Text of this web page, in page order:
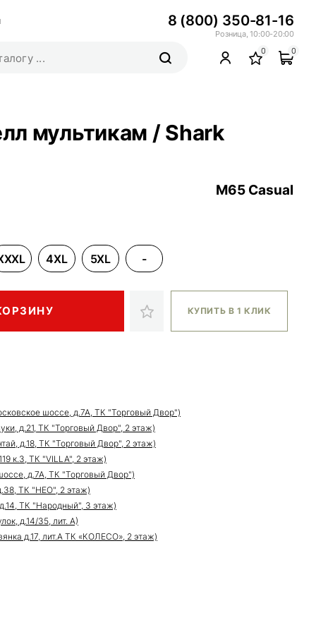
0 0
8 (800) 350-81-16
Розница, 10:00-20:00
мультикам / Shark
M65 Casual
4XL 5XL -
КУПИТЬ В 1 КЛИК
шоссе, д.7А, ТК "Торговый Двор")
д.21, ТК "Торговый Двор", 2 этаж)
д.18, ТК "Торговый Двор", 2 этаж)
к.3, ТК "VILLA", 2 этаж)
д.7А, ТК "Торговый Двор")
ТК "НЕО", 2 этаж)
ТК "Народный", 3 этаж)
д.14/35, лит. А)
д.17, лит.А ТК «КОЛЕСО», 2 этаж)